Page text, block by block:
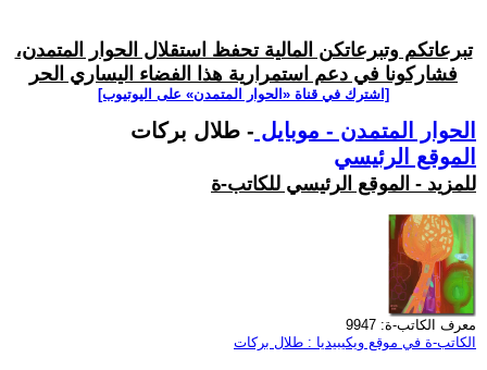
تبرعاتكم وتبرعاتكن المالية تحفظ استقلال الحوار المتمدن،
فشاركونا في دعم استمرارية هذا الفضاء اليساري الحر
[اشترك في قناة ‫«الحوار المتمدن» على اليوتيوب]
الحوار المتمدن - موبايل - طلال بركات
الموقع الرئيسي
للمزيد - الموقع الرئيسي للكاتب-ة
معرف الكاتب-ة: 9947
الكاتب-ة في موقع ويكيبيديا : طلال بركات